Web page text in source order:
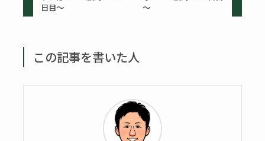
日目～
～
この記事を書いた人